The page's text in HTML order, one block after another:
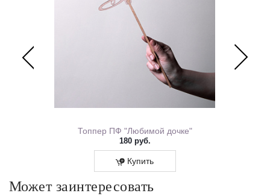
Топпер ПФ "Любимой дочке"
180 руб.
Купить
Может заинтересовать